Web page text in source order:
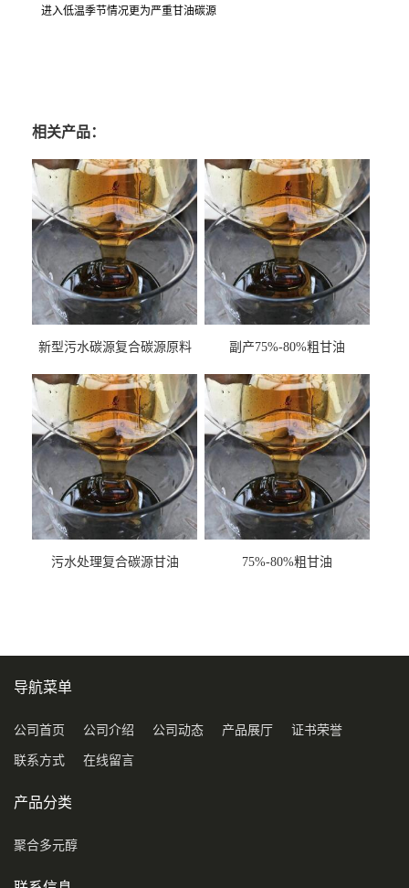
进入低温季节情况更为严重甘油碳源
相关产品：
新型污水碳源复合碳源原料
副产75%-80%粗甘油
污水处理复合碳源甘油
75%-80%粗甘油
导航菜单
公司首页 公司介绍 公司动态 产品展厅 证书荣誉
联系方式 在线留言
产品分类
聚合多元醇